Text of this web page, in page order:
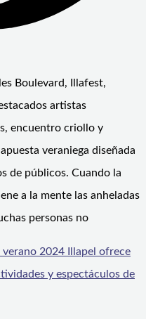
Boulevard, Illafest,
artistas
encuentro criollo y
veraniega diseñada
de públicos. Cuando la
a la mente las anheladas
personas no
2024 Illapel ofrece
y espectáculos de